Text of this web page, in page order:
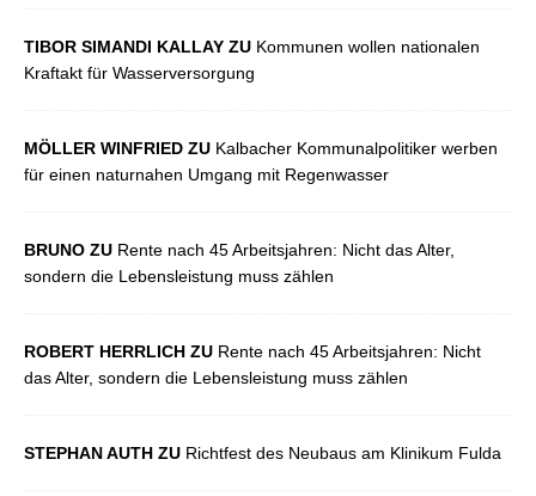
TIBOR SIMANDI KALLAY ZU Kommunen wollen nationalen
Kraftakt für Wasserversorgung
MÖLLER WINFRIED ZU Kalbacher Kommunalpolitiker werben
für einen naturnahen Umgang mit Regenwasser
BRUNO ZU Rente nach 45 Arbeitsjahren: Nicht das Alter,
sondern die Lebensleistung muss zählen
ROBERT HERRLICH ZU Rente nach 45 Arbeitsjahren: Nicht
das Alter, sondern die Lebensleistung muss zählen
STEPHAN AUTH ZU Richtfest des Neubaus am Klinikum Fulda